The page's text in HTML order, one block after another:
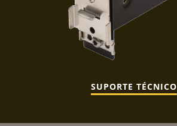
SUPORTE TÉCNICO